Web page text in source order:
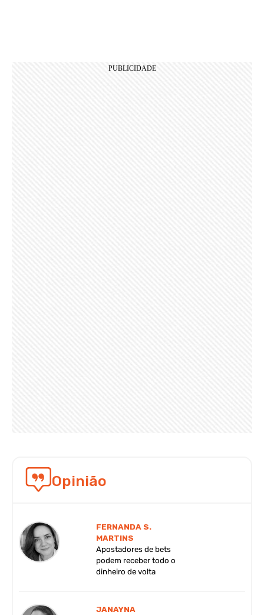
Opinião
FERNANDA S.
MARTINS
Apostadores de bets
podem receber todo o
dinheiro de volta
JANAYNA